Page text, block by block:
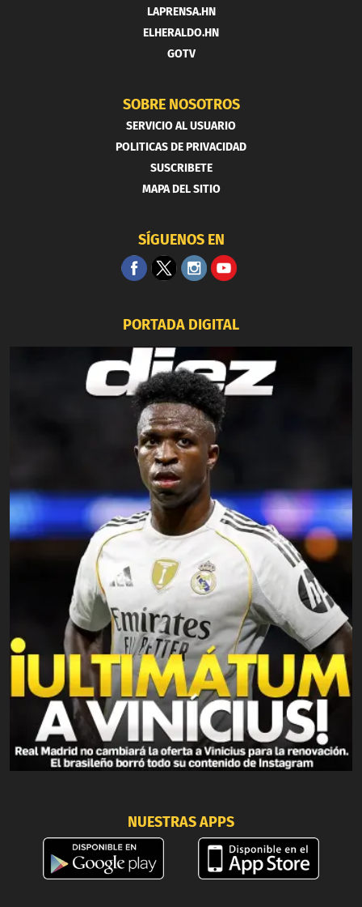
LAPRENSA.HN
ELHERALDO.HN
GOTV
SOBRE NOSOTROS
SERVICIO AL USUARIO
POLITICAS DE PRIVACIDAD
SUSCRIBETE
MAPA DEL SITIO
SÍGUENOS EN
PORTADA DIGITAL
NUESTRAS APPS